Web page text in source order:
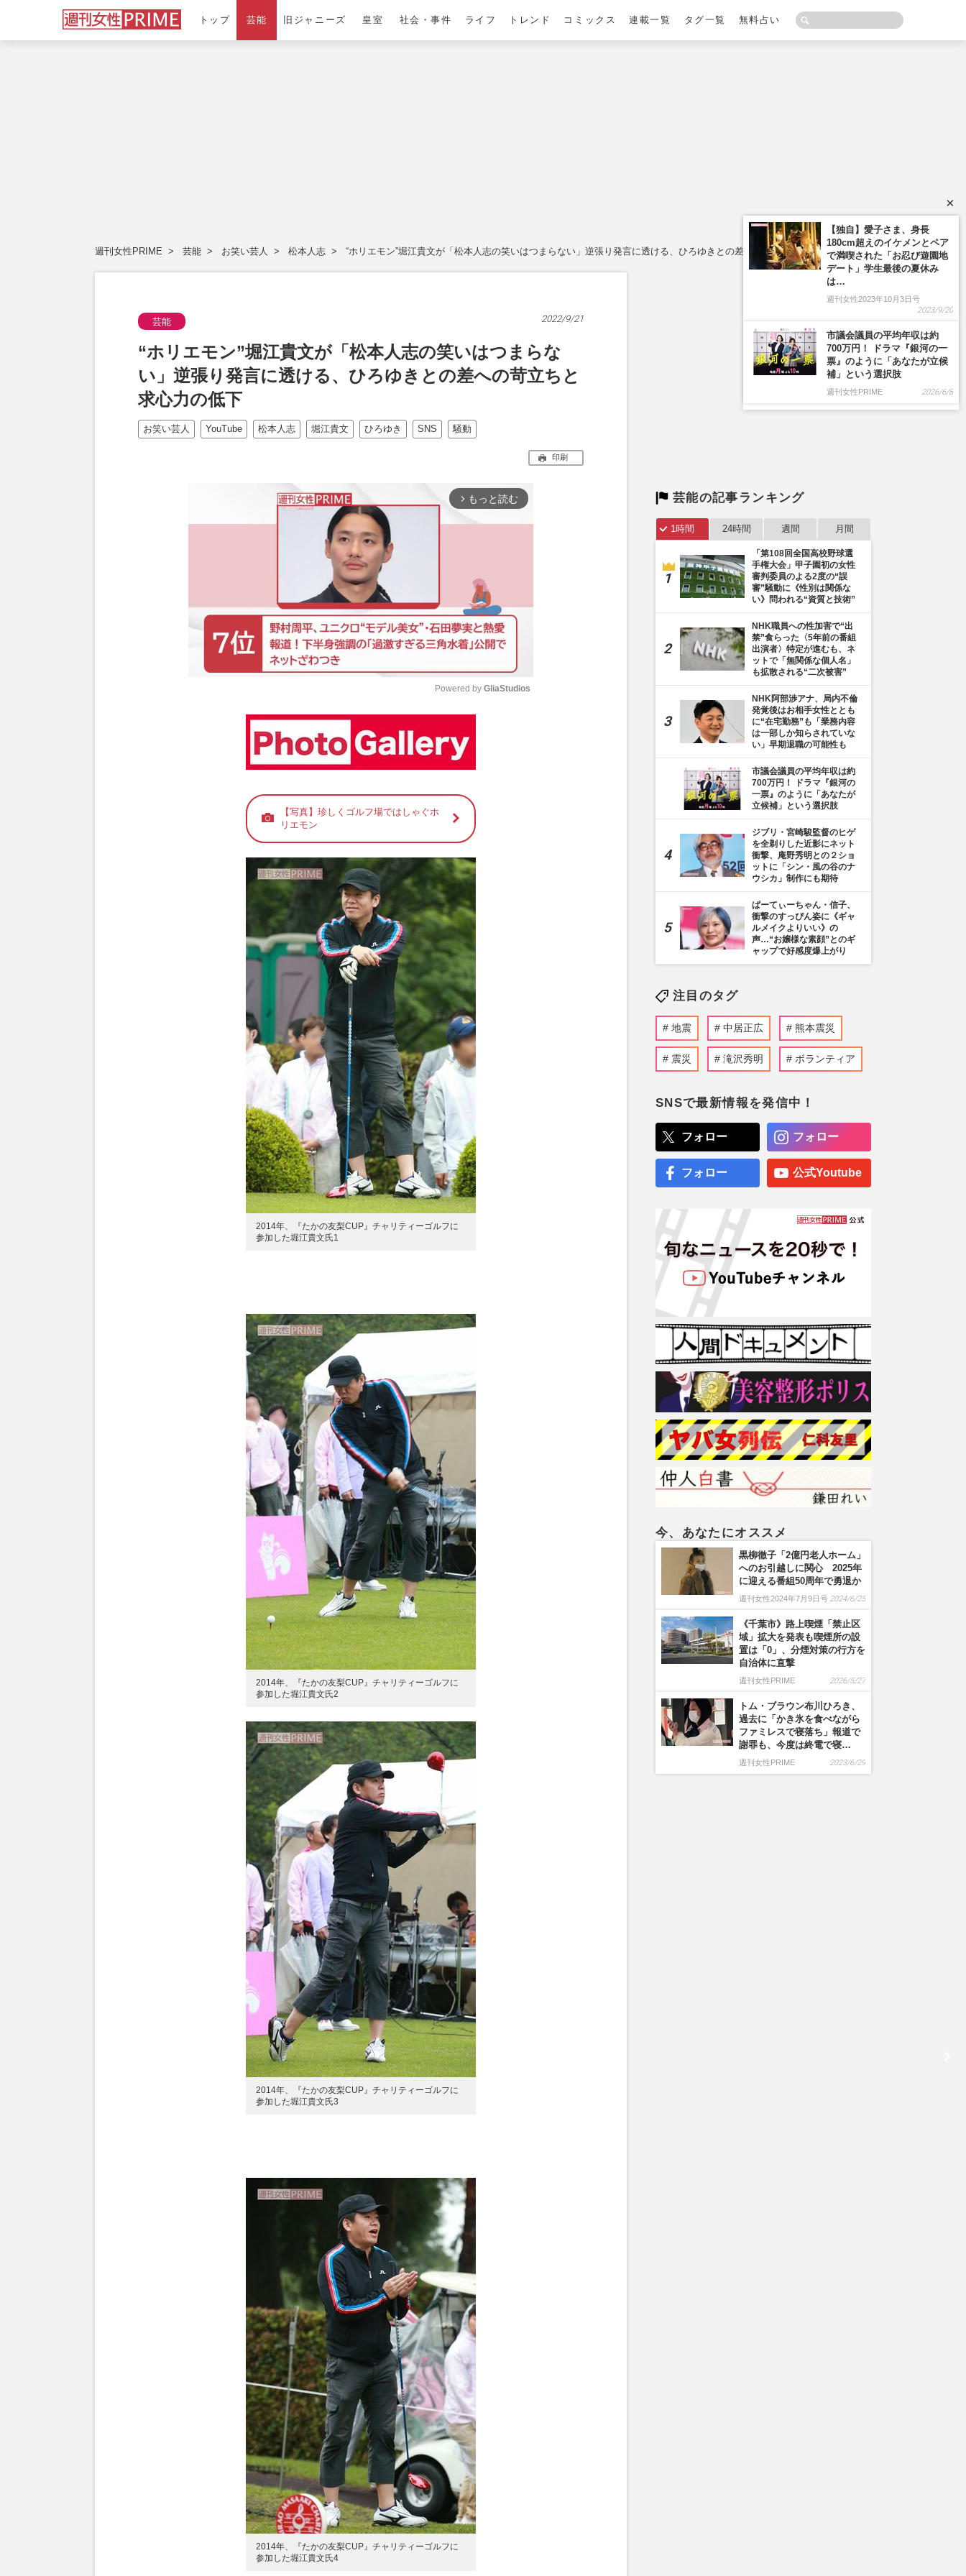
トップ 芸能 旧ジャニーズ 皇室 社会・事件 ライフ トレンド コミックス 連載一覧 タグ一覧 無料占い
週刊女性PRIME 芸能 お笑い芸人 松本人志 “ホリエモン”堀江貴文が「松本人志の笑いはつまらない」逆張り発言に透ける、ひろゆきとの差への苛立ちと求心力の低下
芸能 2022/9/21
“ホリエモン”堀江貴文が「松本人志の笑いはつまらな
い」逆張り発言に透ける、ひろゆきとの差への苛立ちと
求心力の低下
お笑い芸人 YouTube 松本人志 堀江貴文 ひろゆき SNS 騒動
印刷
arrow_forward_ios もっと読む
u
t
Powered by GliaStudios
【写真】珍しくゴルフ場ではしゃぐホ
リエモン
2014年、『たかの友梨CUP』チャリティーゴルフに
参加した堀江貴文氏1
2014年、『たかの友梨CUP』チャリティーゴルフに
参加した堀江貴文氏2
2014年、『たかの友梨CUP』チャリティーゴルフに
参加した堀江貴文氏3
2014年、『たかの友梨CUP』チャリティーゴルフに
参加した堀江貴文氏4
芸能の記事ランキング
1時間 24時間 週間 月間
「第108回全国高校野球選
手権大会」甲子園初の女性
審判委員のよる2度の“誤
審”騒動に《性別は関係な
い》問われる“資質と技術”
NHK職員への性加害で“出
禁”食らった〈5年前の番組
出演者〉特定が進むも、ネ
ットで「無関係な個人名」
も拡散される“二次被害”
NHK阿部渉アナ、局内不倫
発覚後はお相手女性ととも
に“在宅勤務”も「業務内容
は一部しか知らされていな
い」早期退職の可能性も
市議会議員の平均年収は約
700万円！ ドラマ『銀河の
一票』のように「あなたが
立候補」という選択肢
ジブリ・宮崎駿監督のヒゲ
を全剃りした近影にネット
衝撃、庵野秀明との２ショ
ットに「シン・風の谷のナ
ウシカ」制作にも期待
ぱーてぃーちゃん・信子、
衝撃のすっぴん姿に《ギャ
ルメイクよりいい》の
声…“お嬢様な素顔”とのギ
ャップで好感度爆上がり
注目のタグ
地震 中居正広 熊本震災
震災 滝沢秀明 ボランティア
SNSで最新情報を発信中！
フォロー フォロー
フォロー 公式Youtube
今、あなたにオススメ
黒柳徹子「2億円老人ホーム」
へのお引越しに関心 2025年
に迎える番組50周年で勇退か
週刊女性2024年7月9日号 2024/6/25
《千葉市》路上喫煙「禁止区
域」拡大を発表も喫煙所の設
置は「0」、分煙対策の行方を
自治体に直撃
週刊女性PRIME 2026/5/27
トム・ブラウン布川ひろき、
過去に「かき氷を食べながら
ファミレスで寝落ち」報道で
謝罪も、今度は終電で寝…
週刊女性PRIME 2023/6/29
×
【独自】愛子さま、身長
180cm超えのイケメンとペア
で満喫された「お忍び遊園地
デート」学生最後の夏休み
は…
週刊女性2023年10月3日号
2023/9/20
市議会議員の平均年収は約
700万円！ ドラマ『銀河の一
票』のように「あなたが立候
補」という選択肢
週刊女性PRIME 2026/6/8